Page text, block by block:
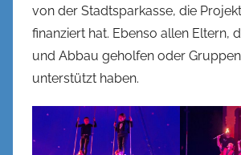
von der Stadtsparkasse, die
finanziert hat. Ebenso allen Eltern,
und Abbau geholfen oder
unterstützt haben.